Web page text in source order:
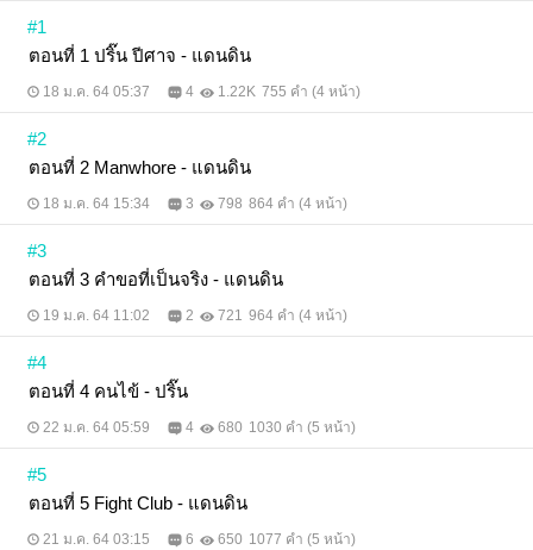
#1
ตอนที่ 1 ปริ๊น ปีศาจ - แดนดิน
18 ม.ค. 64 05:37 4 1.22K 755 คำ (4 หน้า)
#2
ตอนที่ 2 Manwhore - แดนดิน
18 ม.ค. 64 15:34 3 798 864 คำ (4 หน้า)
#3
ตอนที่ 3 คำขอที่เป็นจริง - แดนดิน
19 ม.ค. 64 11:02 2 721 964 คำ (4 หน้า)
#4
ตอนที่ 4 คนไข้ - ปริ๊น
22 ม.ค. 64 05:59 4 680 1030 คำ (5 หน้า)
#5
ตอนที่ 5 Fight Club - แดนดิน
21 ม.ค. 64 03:15 6 650 1077 คำ (5 หน้า)